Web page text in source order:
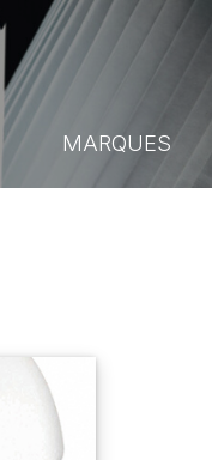
MARQUES